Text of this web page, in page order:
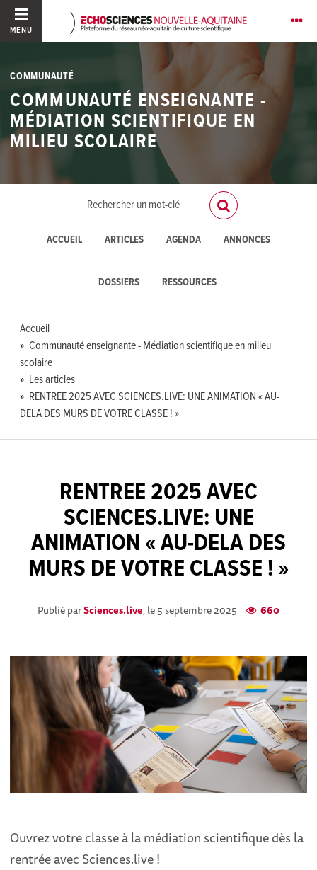
MENU
COMMUNAUTÉ
COMMUNAUTÉ ENSEIGNANTE -
MÉDIATION SCIENTIFIQUE EN
MILIEU SCOLAIRE
ACCUEIL ARTICLES AGENDA ANNONCES
DOSSIERS RESSOURCES
Accueil
Communauté enseignante - Médiation scientifique en milieu
scolaire
Les articles
RENTREE 2025 AVEC SCIENCES.LIVE: UNE ANIMATION « AU-
DELA DES MURS DE VOTRE CLASSE ! »
RENTREE 2025 AVEC
SCIENCES.LIVE: UNE
ANIMATION « AU-DELA DES
MURS DE VOTRE CLASSE ! »
Publié parSciences.live, le 5 septembre 2025 660
Ouvrez votre classe à la médiation scientifique dès la
rentrée avec Sciences.live !